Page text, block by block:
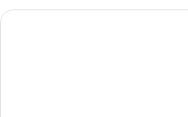
Suite
Hôtel Tête d'Or